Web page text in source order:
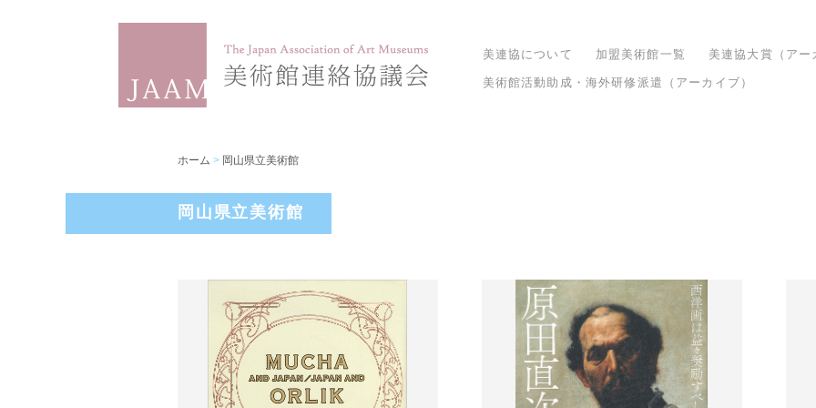
美連協について 加盟美術館一覧 美連協大賞（アー
美術館活動助成・海外研修派遣（アーカイブ）
ホーム > 岡山県立美術館
岡山県立美術館